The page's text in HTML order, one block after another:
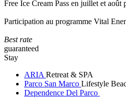
Free Ice Cream Pass en juillet et août
Participation au programme Vital
Best rate
guaranteed
Stay
ARIA Retreat & SPA
Parco San Marco Lifestyle
Dependence Del Parco